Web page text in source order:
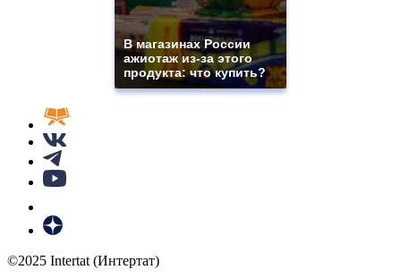
В магазинах России
ажиотаж из-за этого
продукта: что купить?
©2025 Intertat (Интертат)